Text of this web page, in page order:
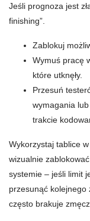
Jeśli prognoza jest
finishing”.
Zablokuj
Wymuś pracę
które utknęły.
Przesuń
wymagania
trakcie
Wykorzystaj tablice
wizualnie
systemie – jeśli limit
przesunąć kolejnego
często brakuje